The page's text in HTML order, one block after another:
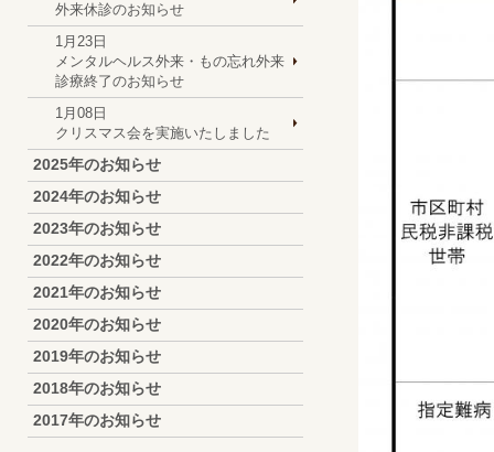
外来休診のお知らせ
1月23日
メンタルヘルス外来・もの忘れ外来
診療終了のお知らせ
1月08日
クリスマス会を実施いたしました
2025年のお知らせ
2024年のお知らせ
2023年のお知らせ
2022年のお知らせ
2021年のお知らせ
2020年のお知らせ
2019年のお知らせ
2018年のお知らせ
2017年のお知らせ